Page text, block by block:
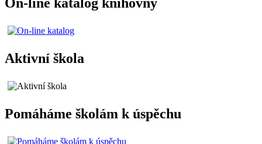
Aktivní škola
Pomáháme školám k úspěchu